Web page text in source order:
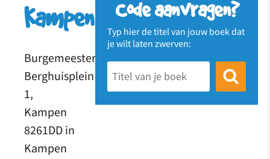
Code aanvragen?
Typ hier de titel van jouw boek dat
je wilt laten zwerven:
Kampen
Burgemeester
Berghuisplein
1,
Kampen
8261DD in
Kampen